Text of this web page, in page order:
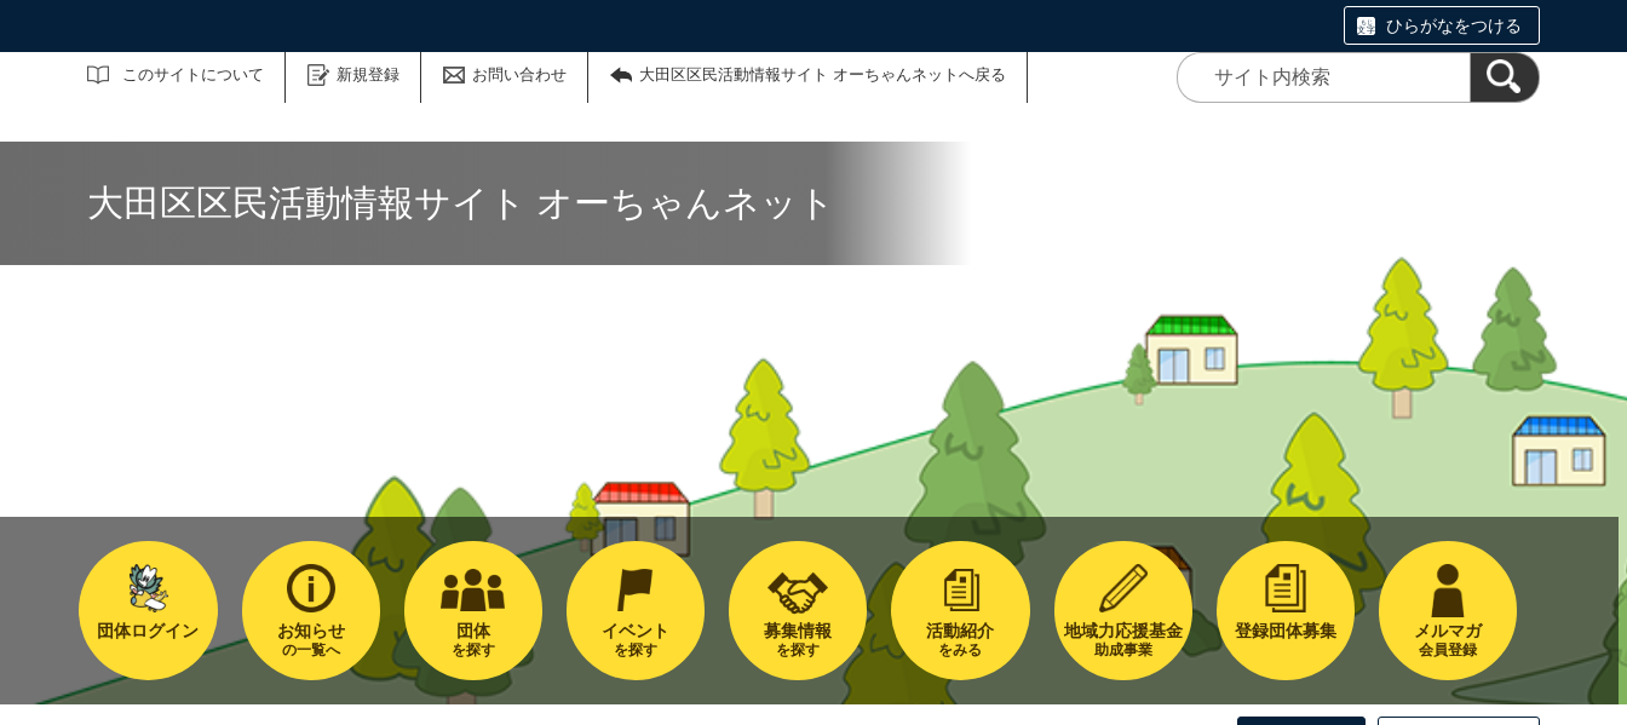
ひらがなをつける
このサイトについて 新規登録 お問い合わせ 大田区区民活動情報サイト オーちゃんネットへ戻る
サイト内検索
大田区区民活動情報サイト オーちゃんネット
団体ログイン お知らせ
の一覧へ
団体
を探す
イベント
を探す
募集情報
を探す
活動紹介
をみる
地域力応援基金
助成事業
登録団体募集 メルマガ
会員登録